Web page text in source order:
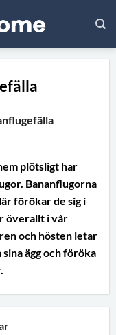
plötsligt har
Bananflugorna
förökar de sig i
överallt i vår
och hösten letar
sina ägg och föröka